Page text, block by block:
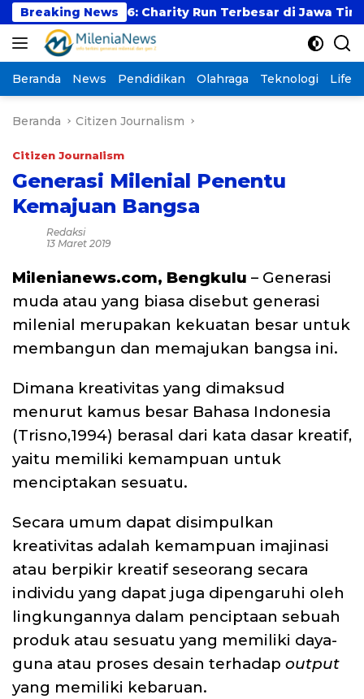
Langsung
ke
konten
Breaking News
2026: Charity Run Terbesar di Jawa Timur Hadir
Beranda News Pendidikan Olahraga Teknologi
Beranda Citizen Journalism
Citizen Journalism
Generasi Milenial Penentu
Kemajuan Bangsa
Redaksi
13 Maret 2019
Milenianews.com, Bengkulu – Generasi
muda atau yang biasa disebut generasi
milenial merupakan kekuatan besar untuk
membangun dan memajukan bangsa ini.
Dimana kreativitas yang dimaksud
menurut kamus besar Bahasa Indonesia
(Trisno,1994) berasal dari kata dasar kreatif,
yaitu memiliki kemampuan untuk
menciptakan sesuatu.
Secara umum dapat disimpulkan
kreativitas adalah kemampuan imajinasi
atau berpikir kreatif seseorang secara
individu yang dapat juga dipengaruhi oleh
lingkungannya dalam penciptaan sebuah
produk atau sesuatu yang memiliki daya-
guna atau proses desain terhadap output
yang memiliki kebaruan.